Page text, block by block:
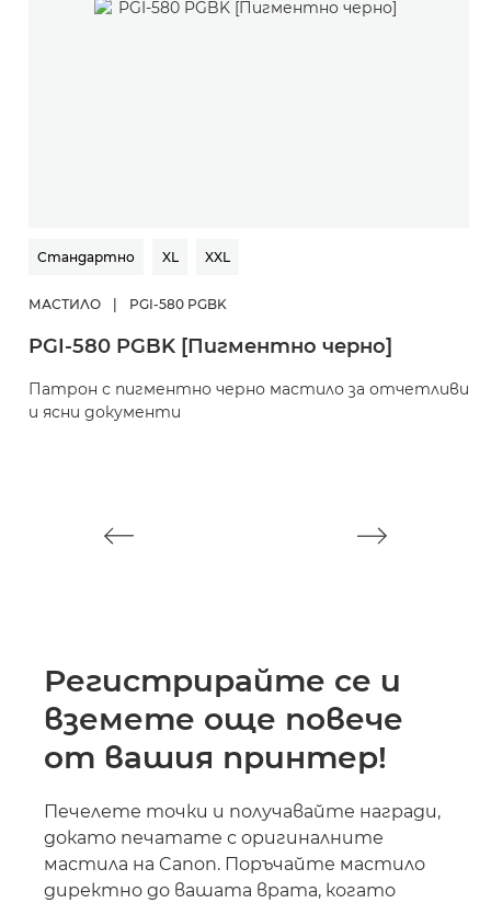
Стандартно XL XXL
МАСТИЛО PGI-580 PGBK
PGI-580 PGBK [Пигментно черно]
Патрон с пигментно черно мастило за отчетливи
и ясни документи
Регистрирайте се и
вземете още повече
от вашия принтер!
Печелете точки и получавайте награди,
докато печатате с оригиналните
мастила на Canon. Поръчайте мастило
директно до вашата врата, когато